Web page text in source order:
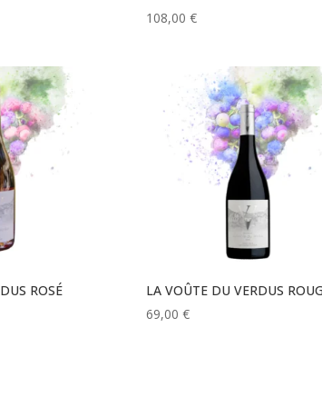
108,00 €
ROSÉ
LA VOÛTE DU VERDUS
69,00 €